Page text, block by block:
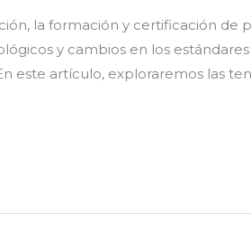
la formación y certificación de
y cambios en los
este artículo, exploraremos las